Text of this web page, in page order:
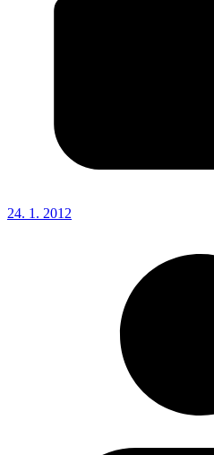
24. 1. 2012